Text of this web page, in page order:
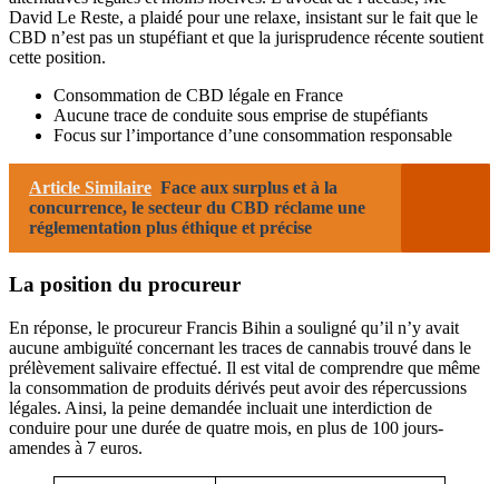
David Le Reste, a plaidé pour une relaxe, insistant sur le fait que le
CBD n’est pas un stupéfiant et que la jurisprudence récente soutient
cette position.
Consommation de CBD légale en France
Aucune trace de conduite sous emprise de stupéfiants
Focus sur l’importance d’une consommation responsable
Article Similaire Face aux surplus et à la
concurrence, le secteur du CBD réclame une
réglementation plus éthique et précise
La position du procureur
En réponse, le procureur Francis Bihin a souligné qu’il n’y avait
aucune ambiguïté concernant les traces de cannabis trouvé dans le
prélèvement salivaire effectué. Il est vital de comprendre que même
la consommation de produits dérivés peut avoir des répercussions
légales. Ainsi, la peine demandée incluait une interdiction de
conduire pour une durée de quatre mois, en plus de 100 jours-
amendes à 7 euros.